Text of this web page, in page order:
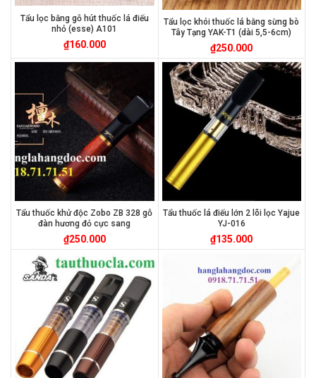
Tẩu lọc bằng gỗ hút thuốc lá điếu
nhỏ (esse) A101
₫160.000
Tẩu lọc khói thuốc lá bằng sừng bò
Tây Tạng YAK-T1 (dài 5,5-6cm)
₫250.000
Tẩu thuốc khử độc Zobo ZB 328 gỗ
đàn hương đỏ cực sang
₫250.000
Tẩu thuốc lá điếu lớn 2 lõi lọc Yajue
YJ-016
₫135.000